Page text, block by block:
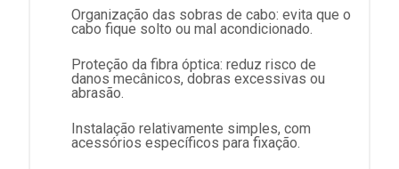
Organização das sobras de cabo: evita que o
cabo fique solto ou mal acondicionado.
Proteção da fibra óptica: reduz risco de
danos mecânicos, dobras excessivas ou
abrasão.
Instalação relativamente simples, com
acessórios específicos para fixação.